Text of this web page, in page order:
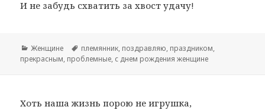
И не забудь схватить за хвост удачу!
Рубрики
Женщине Метки
племянник, поздравляю, праздником,
прекрасным, проблемные, с днем рождения женщине
Хоть наша жизнь порою не игрушка,